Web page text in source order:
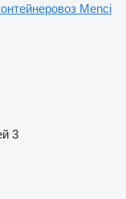
Menci
3